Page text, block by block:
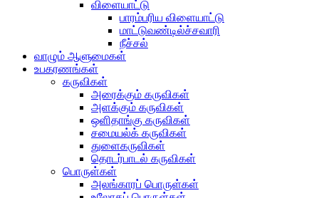
விளையாட்டு
பாரம்பரிய விளையாட்டு
மாட்டுவண்டில்ச்சவாரி
நீச்சல்
வாழும் ஆளுமைகள்
உபகரணங்கள்
கருவிகள்
அரைக்கும் கருவிகள்
அளக்கும் கருவிகள்
ஒளிதாங்கு கருவிகள்
சமையல்க் கருவிகள்
துளைகருவிகள்
தொடர்பாடல் கருவிகள்
பொருள்கள்
அலங்காரப் பொருள்கள்